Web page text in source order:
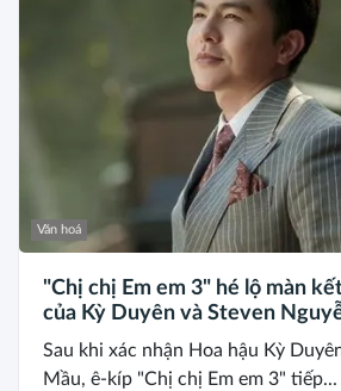
Văn hoá
"Chị chị Em em 3" hé lộ màn
của Kỳ Duyên và Steven
Sau khi xác nhận Hoa hậu Kỳ
Mầu, ê-kíp "Chị chị Em em 3" tiếp...